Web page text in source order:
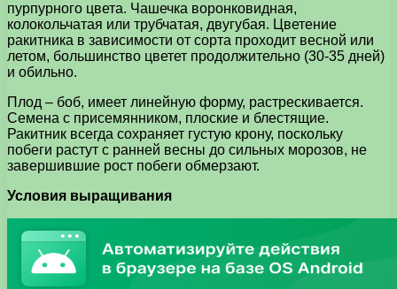
пурпурного цвета. Чашечка воронковидная,
колокольчатая или трубчатая, двугубая. Цветение
ракитника в зависимости от сорта проходит весной или
летом, большинство цветет продолжительно (30-35 дней)
и обильно.
Плод – боб, имеет линейную форму, растрескивается.
Семена с присемянником, плоские и блестящие.
Ракитник всегда сохраняет густую крону, поскольку
побеги растут с ранней весны до сильных морозов, не
завершившие рост побеги обмерзают.
Условия выращивания